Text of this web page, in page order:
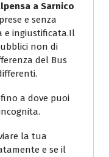
a Sarnico
e senza
e ingiustificata.Il
non di
del Bus
a dove puoi
la tua
e se il